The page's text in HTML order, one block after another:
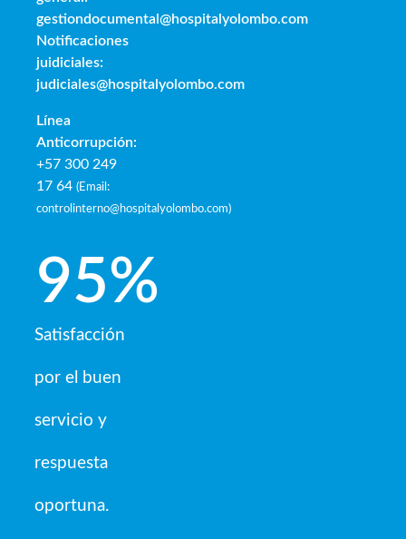
gestiondocumental@hospitalyolombo.com
Notificaciones
juidiciales:
judiciales@hospitalyolombo.com
Línea
Anticorrupción:
+57 300 249
17 64 (Email:
controlinterno@hospitalyolombo.com)
Satisfacción
por el buen
servicio y
respuesta
oportuna.
95%